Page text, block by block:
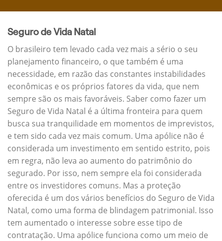
Seguro de Vida Natal
O brasileiro tem levado cada vez mais a sério o seu
planejamento financeiro, o que também é uma
necessidade, em razão das constantes instabilidades
econômicas e os próprios fatores da vida, que nem
sempre são os mais favoráveis. Saber como fazer um
Seguro de Vida Natal é a última fronteira para quem
busca sua tranquilidade em momentos de imprevistos,
e tem sido cada vez mais comum. Uma apólice não é
considerada um investimento em sentido estrito, pois
em regra, não leva ao aumento do patrimônio do
segurado. Por isso, nem sempre ela foi considerada
entre os investidores comuns. Mas a proteção
oferecida é um dos vários benefícios do Seguro de Vida
Natal, como uma forma de blindagem patrimonial. Isso
tem aumentado o interesse sobre esse tipo de
contratação. Uma apólice funciona como um meio de